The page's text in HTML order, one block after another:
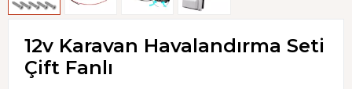
12v Karavan Havalandırma Seti
Çift Fanlı